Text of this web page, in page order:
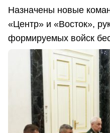
Назначены новые
«Центр» и «Восток»,
формируемых войск